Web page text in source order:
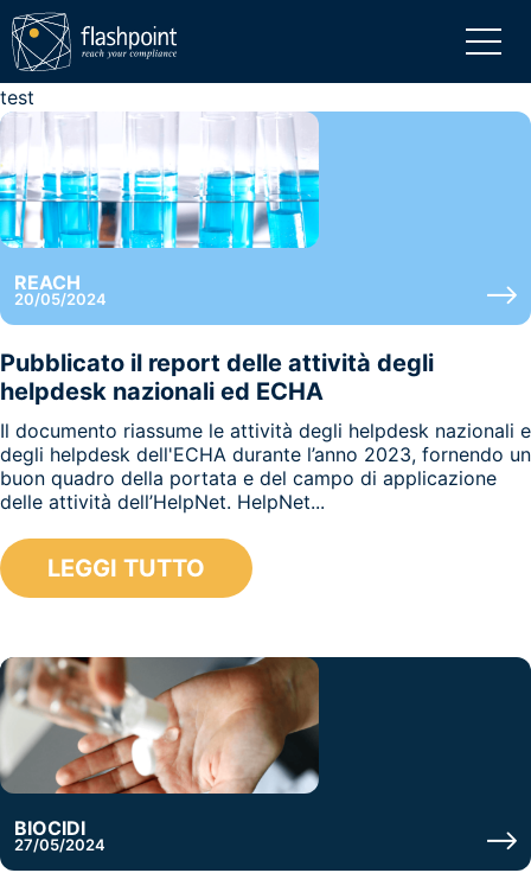
test
REACH
20/05/2024
Pubblicato il report delle attività degli
helpdesk nazionali ed ECHA
Il documento riassume le attività degli helpdesk nazionali e
degli helpdesk dell'ECHA durante l’anno 2023, fornendo un
buon quadro della portata e del campo di applicazione
delle attività dell’HelpNet. HelpNet...
LEGGI TUTTO
BIOCIDI
27/05/2024